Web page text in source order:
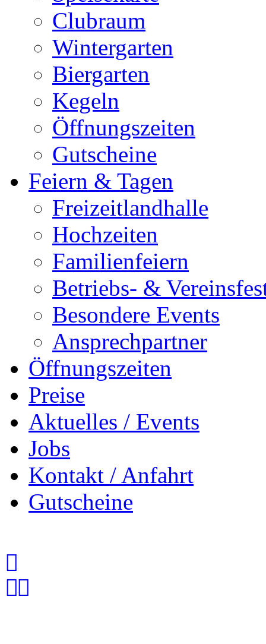
Clubraum
Wintergarten
Biergarten
Kegeln
Öffnungszeiten
Gutscheine
Feiern & Tagen
Freizeitlandhalle
Hochzeiten
Familienfeiern
Betriebs- &
Besondere Events
Ansprechpartner
Öffnungszeiten
Preise
Aktuelles / Events
Jobs
Kontakt / Anfahrt
Gutscheine